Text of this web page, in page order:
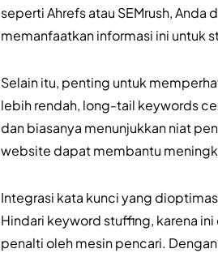
seperti Ahrefs atau SEMrush,
memanfaatkan informasi ini untuk
Selain itu, penting untuk
lebih rendah, long-tail keywords
dan biasanya menunjukkan niat
website dapat membantu
Integrasi kata kunci yang
Hindari keyword stuffing, karena
penalti oleh mesin pencari.